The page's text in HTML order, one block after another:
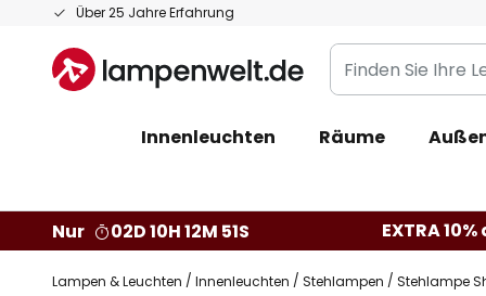
Über 25 Jahre Erfahrung
Zum
springen
Finden
Sie
Leuchte...
Innenleuchten Räume
Nur 02D 10H 12M 50S EXTRA
Lampen & Leuchten Innenleuchten Stehlampen Stehlampe